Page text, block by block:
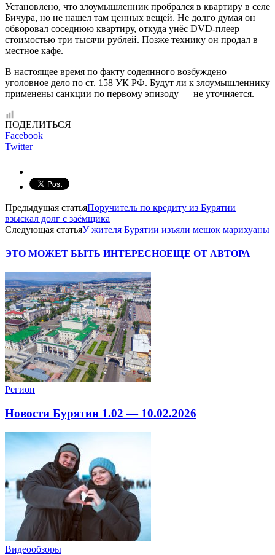
Установлено, что злоумышленник пробрался в квартиру в селе
Бичура, но не нашел там ценных вещей. Не долго думая он
обворовал соседнюю квартиру, откуда унёс DVD-плеер
стоимостью три тысячи рублей. Позже технику он продал в
местное кафе.
В настоящее время по факту содеянного возбуждено
уголовное дело по ст. 158 УК РФ. Будут ли к злоумышленнику
применены санкции по первому эпизоду — не уточняется.
ПОДЕЛИТЬСЯ
Facebook
Twitter
Предыдущая статьяПоручитель по кредиту из Бурятии
взыскал долг с заёмщика
Следующая статьяУ жителя Бурятии изъяли мешок марихуаны
ЭТО МОЖЕТ БЫТЬ ИНТЕРЕСНОЕЩЕ ОТ АВТОРА
Регион
Новости Бурятии 1.02 — 10.02.2026
Видеообзоры